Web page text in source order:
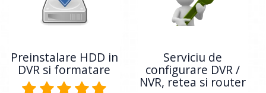
Preinstalare HDD in
DVR si formatare
Serviciu de
configurare DVR /
NVR, retea si router